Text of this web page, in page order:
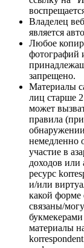
Владелец
является
Любое
фотографий
запрещено.
Материалы
лиц старше
может
правила
немедленно
участие в
доходов
ресурс
и/или
какой форме
связаны/
материалы